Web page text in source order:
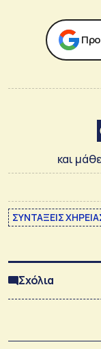
και
ΣΥΝΤΑΞΕΙΣ
Σχόλια